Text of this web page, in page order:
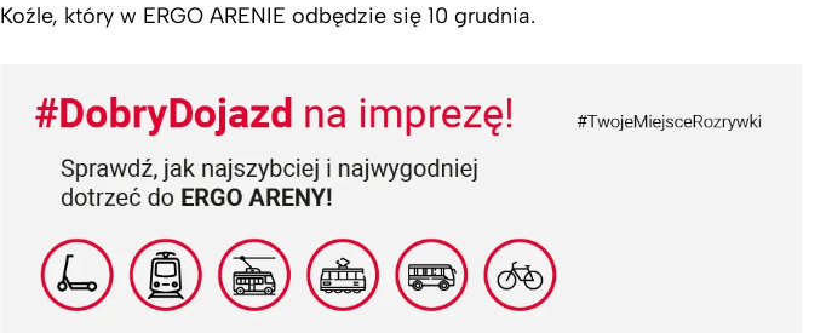
Koźle, który w ERGO ARENIE odbędzie się 10 grudnia.